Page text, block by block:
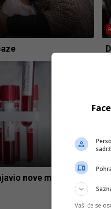
nove mjere zbog
Vaši će se